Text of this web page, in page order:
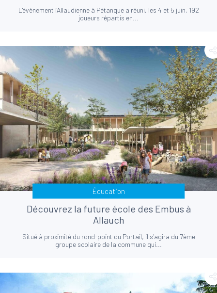
L'événement l'Allaudienne à Pétanque a réuni, les 4 et 5 juin, 192
joueurs répartis en...
Éducation
Découvrez la future école des Embus à
Allauch
Situé à proximité du rond-point du Portail, il s’agira du 7ème
groupe scolaire de la commune qui...